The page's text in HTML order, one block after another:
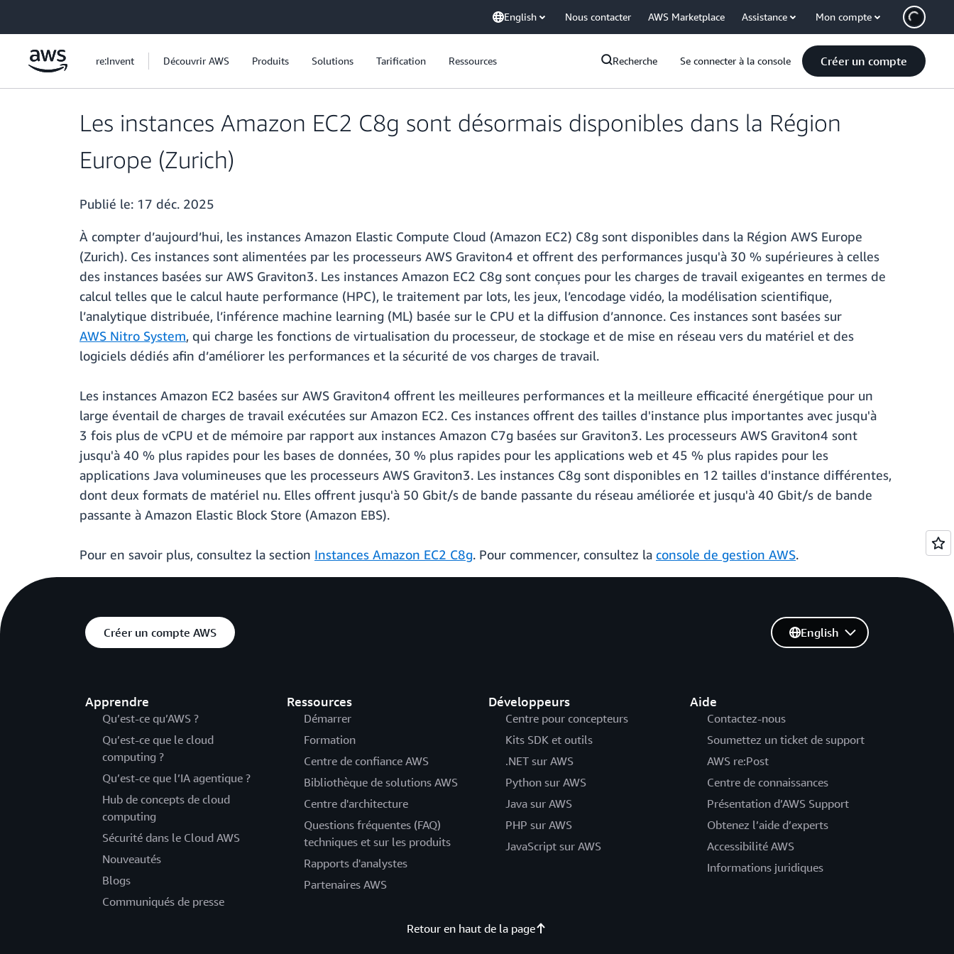
English Nous contacter AWS Marketplace Assistance Mon compte
re:Invent Découvrir AWS Produits Solutions Tarification Ressources Recherche Se connecter à la console Créer un compte
Les instances Amazon EC2 C8g sont désormais disponibles dans la Région
Europe (Zurich)
Publié le: 17 déc. 2025
À compter d’aujourd’hui, les instances Amazon Elastic Compute Cloud (Amazon EC2) C8g sont disponibles dans la Région AWS Europe
(Zurich). Ces instances sont alimentées par les processeurs AWS Graviton4 et offrent des performances jusqu'à 30 % supérieures à celles
des instances basées sur AWS Graviton3. Les instances Amazon EC2 C8g sont conçues pour les charges de travail exigeantes en termes de
calcul telles que le calcul haute performance (HPC), le traitement par lots, les jeux, l’encodage vidéo, la modélisation scientifique,
l’analytique distribuée, l’inférence machine learning (ML) basée sur le CPU et la diffusion d’annonce. Ces instances sont basées sur
AWS Nitro System, qui charge les fonctions de virtualisation du processeur, de stockage et de mise en réseau vers du matériel et des
logiciels dédiés afin d’améliorer les performances et la sécurité de vos charges de travail.
Les instances Amazon EC2 basées sur AWS Graviton4 offrent les meilleures performances et la meilleure efficacité énergétique pour un
large éventail de charges de travail exécutées sur Amazon EC2. Ces instances offrent des tailles d'instance plus importantes avec jusqu'à
3 fois plus de vCPU et de mémoire par rapport aux instances Amazon C7g basées sur Graviton3. Les processeurs AWS Graviton4 sont
jusqu'à 40 % plus rapides pour les bases de données, 30 % plus rapides pour les applications web et 45 % plus rapides pour les
applications Java volumineuses que les processeurs AWS Graviton3. Les instances C8g sont disponibles en 12 tailles d'instance différentes,
dont deux formats de matériel nu. Elles offrent jusqu'à 50 Gbit/s de bande passante du réseau améliorée et jusqu'à 40 Gbit/s de bande
passante à Amazon Elastic Block Store (Amazon EBS).
Pour en savoir plus, consultez la section Instances Amazon EC2 C8g. Pour commencer, consultez la console de gestion AWS.
Créer un compte AWS
Apprendre
Qu’est-ce qu’AWS ?
Qu’est-ce que le cloud
computing ?
Qu’est-ce que l’IA agentique ?
Hub de concepts de cloud
computing
Sécurité dans le Cloud AWS
Nouveautés
Blogs
Communiqués de presse
Ressources
Démarrer
Formation
Centre de confiance AWS
Bibliothèque de solutions AWS
Centre d'architecture
Questions fréquentes (FAQ)
techniques et sur les produits
Rapports d'analystes
Partenaires AWS
Développeurs
Centre pour concepteurs
Kits SDK et outils
.NET sur AWS
Python sur AWS
Java sur AWS
PHP sur AWS
JavaScript sur AWS
Aide
Contactez-nous
Soumettez un ticket de support
AWS re:Post
Centre de connaissances
Présentation d’AWS Support
Obtenez l’aide d’experts
Accessibilité AWS
Informations juridiques
English
Retour en haut de la page